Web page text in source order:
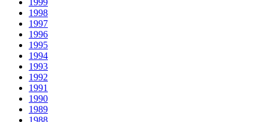
1998
1997
1996
1995
1994
1993
1992
1991
1990
1989
1988